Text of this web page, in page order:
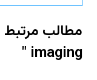
imaging "